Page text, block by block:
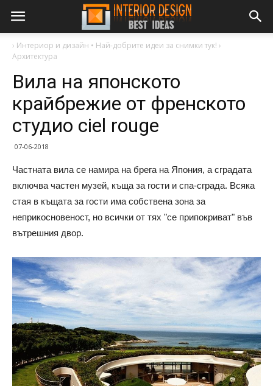
› Интериор и дизайн • Най-добрите идеи за снимки тук! ›
Архитектура
Вила на японското
крайбрежие от френското
студио ciel rouge
07-06-2018
Частната вила се намира на брега на Япония, а сградата
включва частен музей, къща за гости и спа-сграда. Всяка
стая в къщата за гости има собствена зона за
неприкосновеност, но всички от тях "се припокриват" във
вътрешния двор.